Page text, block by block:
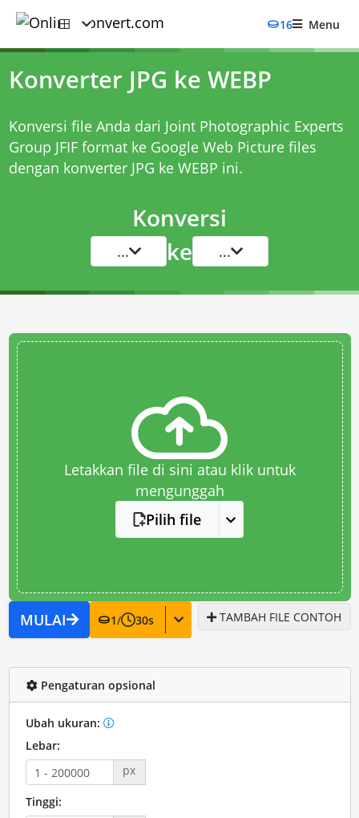
16 Menu
Konverter JPG ke WEBP
Konversi file Anda dari Joint Photographic Experts
Group JFIF format ke Google Web Picture files
dengan konverter JPG ke WEBP ini.
Konversi
... ke ...
Letakkan file di sini atau klik untuk
mengunggah
Pilih file
MULAI 1/ 30s TAMBAH FILE CONTOH
Pengaturan opsional
Ubah ukuran:
Lebar:
px
Tinggi: